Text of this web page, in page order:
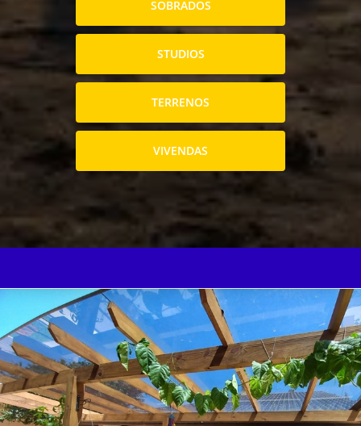
SOBRADOS
STUDIOS
TERRENOS
VIVENDAS